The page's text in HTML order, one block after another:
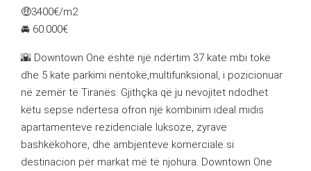
🤑3400€/m2
🚘 60.000€
🌇 Downtown One është një ndërtim 37 kate mbi tokë
dhe 5 kate parkimi nëntokë,multifunksional, i pozicionuar
në zemër të Tiranës. Gjithçka që ju nevojitet ndodhet
këtu sepse ndërtesa ofron një kombinim ideal midis
apartamenteve rezidenciale luksoze, zyrave
bashkëkohore, dhe ambjenteve komerciale si
destinacion për markat më të njohura. Downtown One